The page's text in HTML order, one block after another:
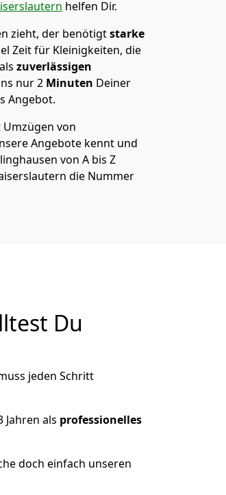
helfen Dir.
zieht, der benötigtstarke
Zeit für Kleinigkeiten, die
zuverlässigen
nur2 Minuten Deiner
Angebot.
Umzügen von
Angebote kennt und
von A bis Z
die Nummer
Du
jeden Schritt
als professionelles
doch einfach unseren